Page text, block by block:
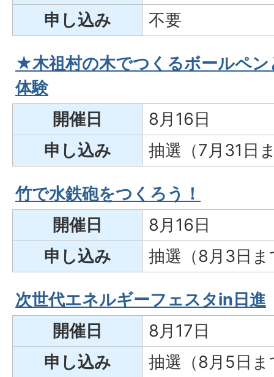
申し込み
不要
★木祖村の木でつくるボールペン
体験
開催日
8月16日
申し込み
抽選（7月31日
竹で水鉄砲をつくろう！
開催日
8月16日
申し込み
抽選（8月3日ま
次世代エネルギーフェスタin日進
開催日
8月17日
申し込み
抽選（8月5日ま